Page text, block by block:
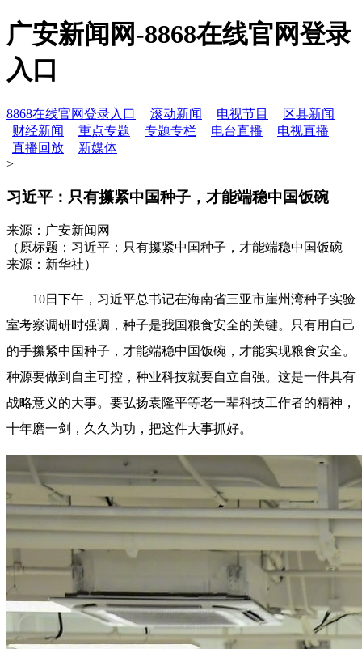
广安新闻网-8868在线官网登录
入口
8868在线官网登录入口 滚动新闻 电视节目
区县新闻
财经新闻
重点专题 专题专栏 电台直播
电视直播
直播回放
新媒体
>
习近平：只有攥紧中国种子，才能端稳中国饭碗
来源：广安新闻网
（原标题：习近平：只有攥紧中国种子，才能端稳中国饭碗
来源：新华社）
10日下午，习近平总书记在海南省三亚市崖州湾种子实验
室考察调研时强调，种子是我国粮食安全的关键。只有用自己
的手攥紧中国种子，才能端稳中国饭碗，才能实现粮食安全。
种源要做到自主可控，种业科技就要自立自强。这是一件具有
战略意义的大事。要弘扬袁隆平等老一辈科技工作者的精神，
十年磨一剑，久久为功，把这件大事抓好。